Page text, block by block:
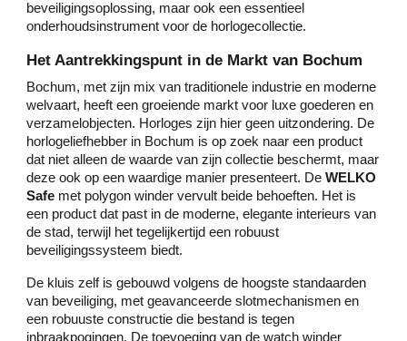
beveiligingsoplossing, maar ook een essentieel
onderhoudsinstrument voor de horlogecollectie.
Het Aantrekkingspunt in de Markt van Bochum
Bochum, met zijn mix van traditionele industrie en moderne
welvaart, heeft een groeiende markt voor luxe goederen en
verzamelobjecten. Horloges zijn hier geen uitzondering. De
horlogeliefhebber in Bochum is op zoek naar een product
dat niet alleen de waarde van zijn collectie beschermt, maar
deze ook op een waardige manier presenteert. DeWELKO
Safe met polygon winder vervult beide behoeften. Het is
een product dat past in de moderne, elegante interieurs van
de stad, terwijl het tegelijkertijd een robuust
beveiligingssysteem biedt.
De kluis zelf is gebouwd volgens de hoogste standaarden
van beveiliging, met geavanceerde slotmechanismen en
een robuuste constructie die bestand is tegen
inbraakpogingen. De toevoeging van de watch winder